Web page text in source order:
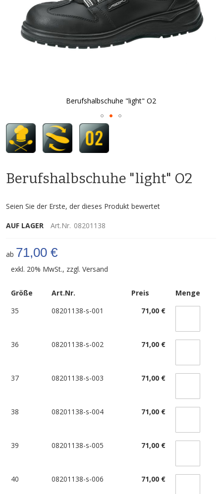
Berufshalbschuhe "light" O2
Zum
Anfang
der
Berufshalbschuhe "light" O2
Seien Sie der Erste, der dieses Produkt bewertet
AUF LAGER Art.Nr. 08201138
ab 71,00 €
exkl. 20% MwSt., zzgl. Versand
Größe Art.Nr. Preis
Menge
35
08201138-s-001 71,00 €
36 08201138-s-002 71,00 €
37 08201138-s-003 71,00 €
38 08201138-s-004 71,00 €
39 08201138-s-005 71,00 €
40 08201138-s-006 71,00 €